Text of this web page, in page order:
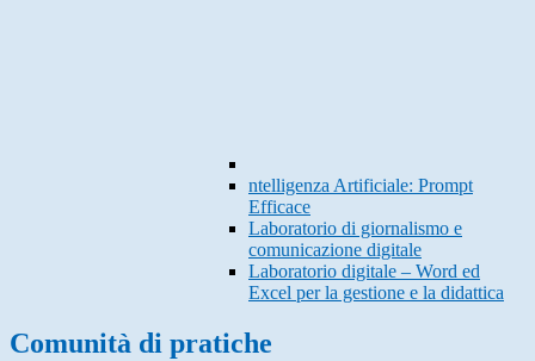
ntelligenza Artificiale: Prompt
Efficace
Laboratorio di giornalismo e
comunicazione digitale
Laboratorio digitale – Word ed
Excel per la gestione e la didattica
Comunità di pratiche